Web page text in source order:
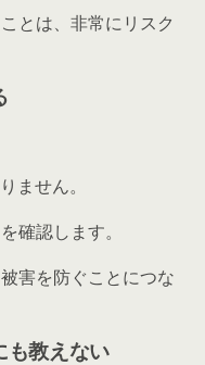
とは、非常にリスク
ません。
確認します。
害を防ぐことにつな
教えない